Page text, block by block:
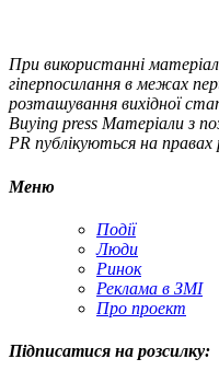
При використанні
гіперпосилання в межах
розташування вихідної
Buying press Матеріали з
PR публікуються на правах
Меню
Події
Люди
Ринок
Реклама в ЗМІ
Про проект
Підписатися на розсилку: